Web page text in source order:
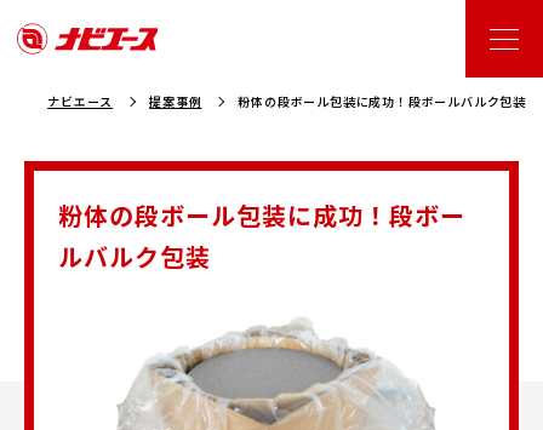
ナビエース 提案事例 粉体の段ボール包装に成功！段ボールバルク包装
粉体の段ボール包装に成功！段ボー
ルバルク包装